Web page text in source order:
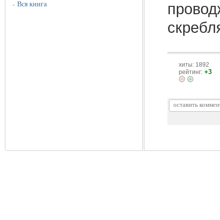
» Вся книга
хиты: 1892
рейтинг: +3